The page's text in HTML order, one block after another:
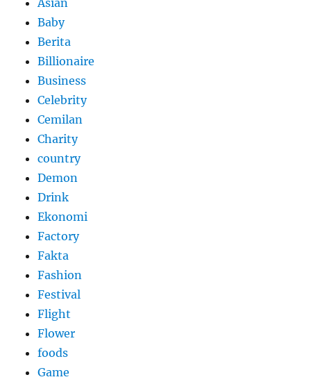
Asian
Baby
Berita
Billionaire
Business
Celebrity
Cemilan
Charity
country
Demon
Drink
Ekonomi
Factory
Fakta
Fashion
Festival
Flight
Flower
foods
Game